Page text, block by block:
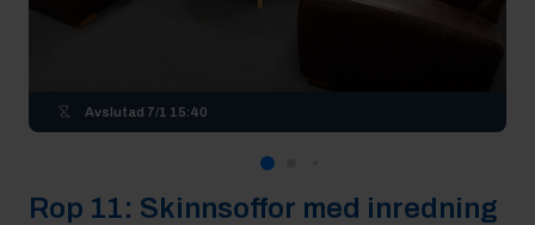
Avslutad 7/1 15:40
Rop 11: Skinnsoffor med inredning